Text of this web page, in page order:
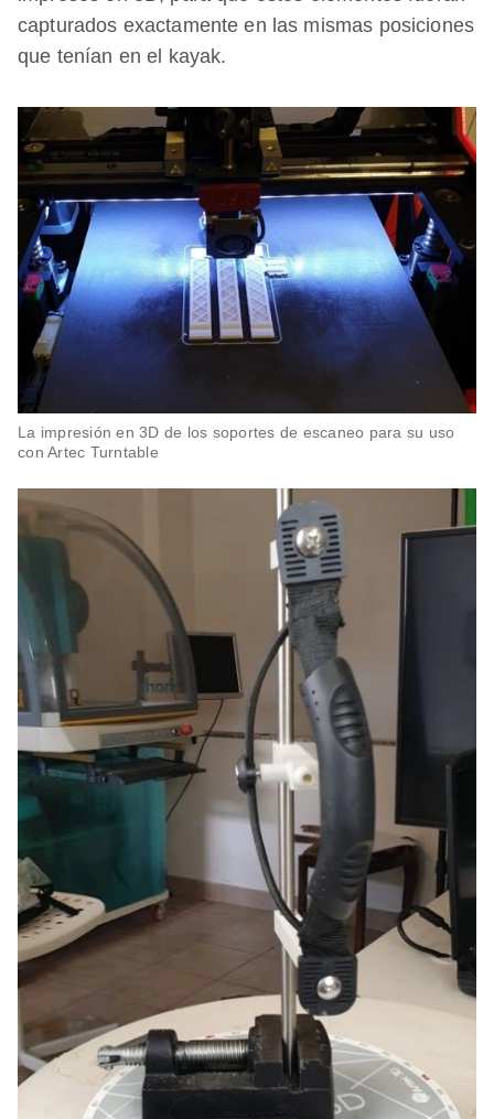
capturados exactamente en las mismas posiciones
que tenían en el kayak.
La impresión en 3D de los soportes de escaneo para su uso
con Artec Turntable